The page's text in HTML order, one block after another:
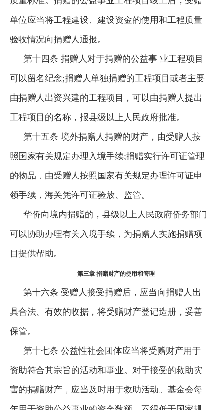
单位应当将工程建设、建设资金的使用和工程质量
验收情况向捐赠人通报。
第十四条 捐赠人对于捐赠的公益事 业工程项目
可以留名纪念;捐赠人单独捐赠的工程项目或者主要
由捐赠人出资兴建的工程项目，可以由捐赠人提出
工程项目的名称，报县级以上人民政府批准。
第十五条 境外捐赠人捐赠的财产，由受赠人按
照国家有关规定办理入境手续;捐赠实行许可证管理
的物品，由受赠人按照国家有关规定办理许可证申
领手续，海关凭许可证验放、监管。
华侨向境内捐赠的，县级以上人民政府侨务部门
可以协助办理有关入境手续，为捐赠人实施捐赠项
目提供帮助。
第三章 捐赠财产的使用和管理
第十六条 受赠人接受捐赠后，应当向捐赠人出
具合法、有效的收据，将受赠财产登记造册，妥善
保管。
第十七条 公益性社会团体应当将受赠财产用于
资助符合其宗旨的活动和事业。对于接受的救助灾
害的捐赠财产，应当及时用于救助活动。基金会每